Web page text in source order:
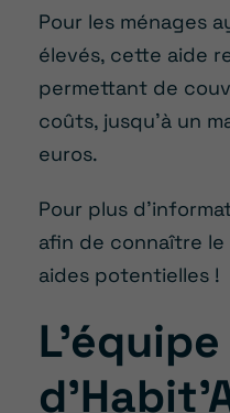
Pour les ménages
élevés, cette aide
permettant de
coûts, jusqu’à un
euros.
Pour plus
afin de connaître
aides potentielles !
L’équipe